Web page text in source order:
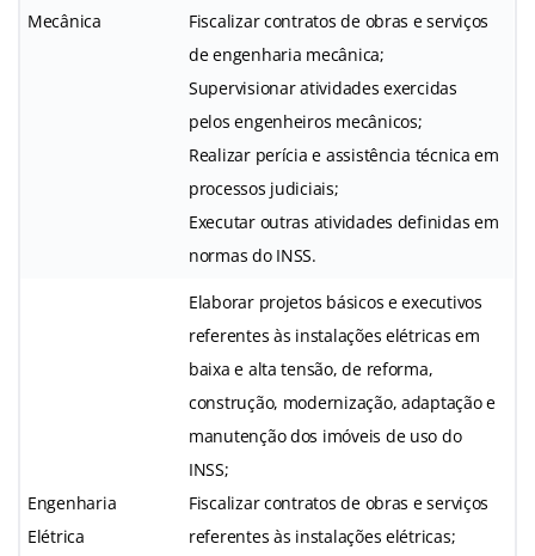
Mecânica
Fiscalizar contratos de obras e serviços
de engenharia mecânica;
Supervisionar atividades exercidas
pelos engenheiros mecânicos;
Realizar perícia e assistência técnica em
processos judiciais;
Executar outras atividades definidas em
normas do INSS.
Engenharia
Elétrica
Elaborar projetos básicos e executivos
referentes às instalações elétricas em
baixa e alta tensão, de reforma,
construção, modernização, adaptação e
manutenção dos imóveis de uso do
INSS;
Fiscalizar contratos de obras e serviços
referentes às instalações elétricas;